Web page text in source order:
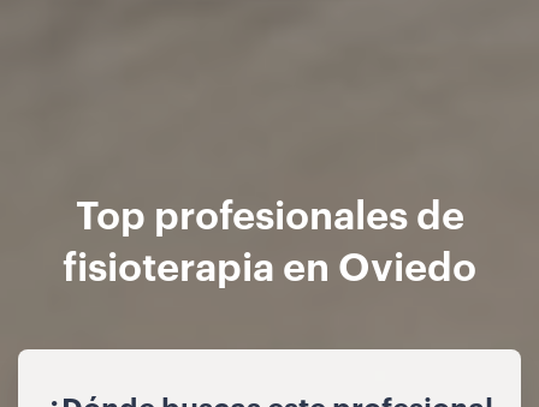
Top profesionales de
fisioterapia en Oviedo